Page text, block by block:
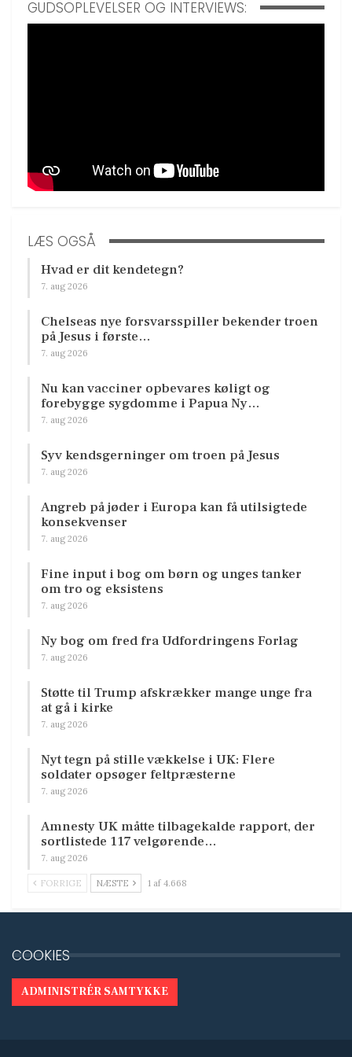
GUDSOPLEVELSER OG INTERVIEWS:
LÆS OGSÅ
Hvad er dit kendetegn?
7. aug 2026
Chelseas nye forsvarsspiller bekender troen
på Jesus i første…
7. aug 2026
Nu kan vacciner opbevares køligt og
forebygge sygdomme i Papua Ny…
7. aug 2026
Syv kendsgerninger om troen på Jesus
7. aug 2026
Angreb på jøder i Europa kan få utilsigtede
konsekvenser
7. aug 2026
Fine input i bog om børn og unges tanker
om tro og eksistens
7. aug 2026
Ny bog om fred fra Udfordringens Forlag
7. aug 2026
Støtte til Trump afskrækker mange unge fra
at gå i kirke
7. aug 2026
Nyt tegn på stille vækkelse i UK: Flere
soldater opsøger feltpræsterne
7. aug 2026
Amnesty UK måtte tilbagekalde rapport, der
sortlistede 117 velgørende…
7. aug 2026
FORRIGE NÆSTE 1 af 4.668
COOKIES
ADMINISTRÉR SAMTYKKE